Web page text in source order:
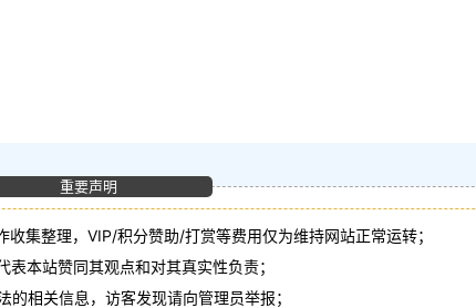
重要声明
集整理，VIP/积分赞助/打赏等费用仅为维持网站正常运转；
本站赞同其观点和对其真实性负责；
相关信息，访客发现请向管理员举报；